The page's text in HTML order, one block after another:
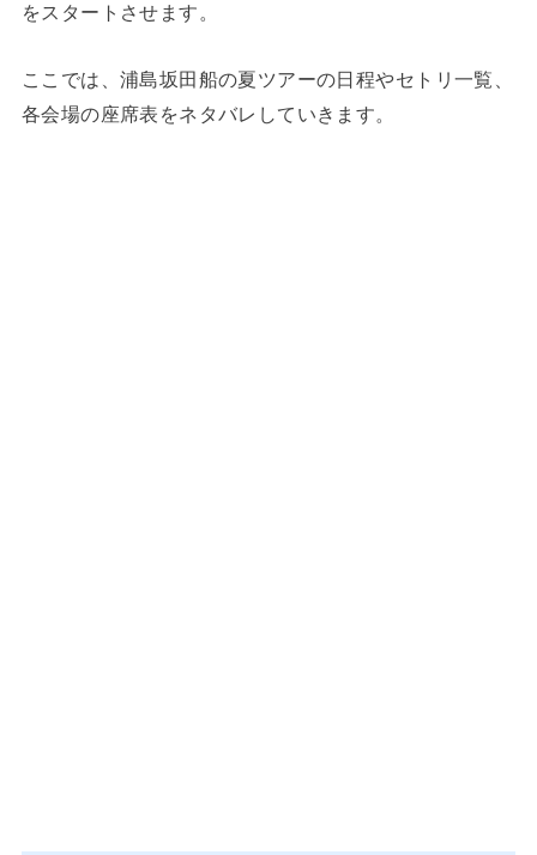
をスタートさせます。
ここでは、浦島坂田船の夏ツアーの日程やセトリ一覧、
各会場の座席表をネタバレしていきます。